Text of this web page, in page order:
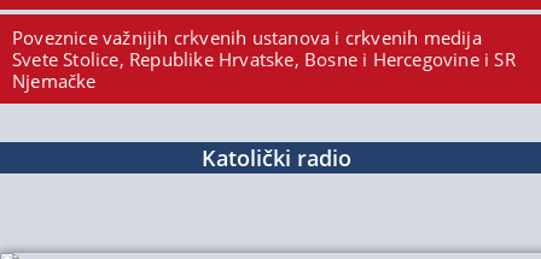
Poveznice važnijih crkvenih ustanova i crkvenih medija
Svete Stolice, Republike Hrvatske, Bosne i Hercegovine i SR
Njemačke
Katolički radio